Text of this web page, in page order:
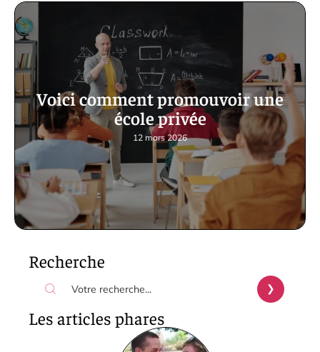
Voici comment promouvoir une
école privée
12 mars 2026
Recherche
Les articles phares